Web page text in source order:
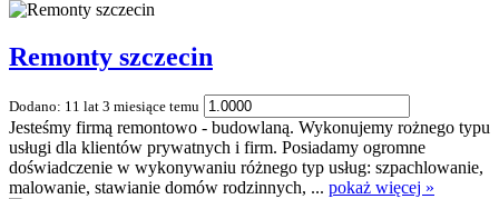
Remonty szczecin
Dodano: 11 lat 3 miesiące temu
Jesteśmy firmą remontowo - budowlaną. Wykonujemy rożnego typu
usługi dla klientów prywatnych i firm. Posiadamy ogromne
doświadczenie w wykonywaniu różnego typ usług: szpachlowanie,
malowanie, stawianie domów rodzinnych, ... pokaż więcej »